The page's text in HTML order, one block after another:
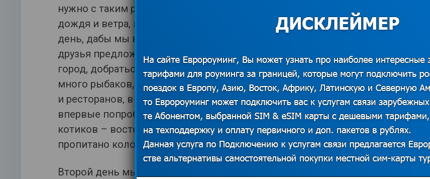
нужно с таким расчетом, чтоб можно было утеплиться и защититься от
дождя и ветра, но и при необходимости – снять лишнее. На следующий
день, дабы мы вполне ощутили атмосферу и колорит Ирландии, наши
друзья предложили отправиться в Хоупф. Это небольшой прибрежный
город, добраться до него можно за 50 минут на электричке. В Хоупфе
много рыбаков, лодок и снастей, очень атмосферных заведений – пабов
и ресторанов, в которых мы отведали молочный суп из рыбы – чаудер и
впервые попробовали гиннес. А еще мы увидели на берегу морских
котиков – восторга было море! В Хоупфе красивейшие пейзажи и все
пропитано колоритом и историями из жизни рыбаков.
Второй день мы посвятили прогулкам по Дублину. Он – относительно